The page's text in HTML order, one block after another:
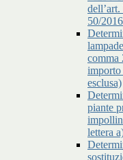
50/2016
comma
importo
esclusa)
piante
lettera